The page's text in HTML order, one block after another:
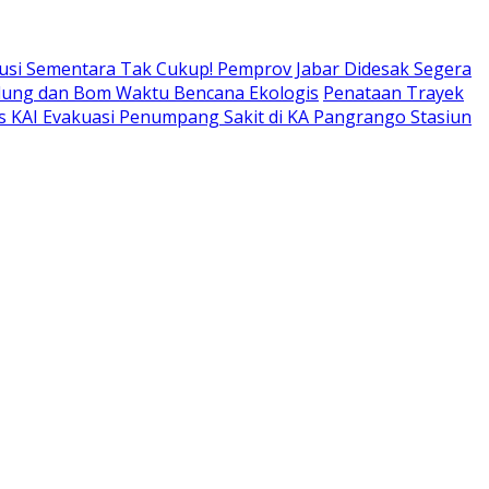
Sementara Tak Cukup! Pemprov Jabar Didesak Segera
dan Bom Waktu Bencana Ekologis Penataan Trayek
Evakuasi Penumpang Sakit di KA Pangrango Stasiun